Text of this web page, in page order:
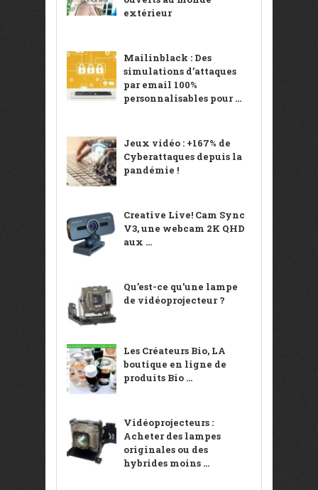
extérieur
Mailinblack : Des
simulations d’attaques
par email 100%
personnalisables pour ...
Jeux vidéo : +167% de
Cyberattaques depuis la
pandémie !
Creative Live! Cam Sync
V3, une webcam 2K QHD
aux ...
Qu’est-ce qu’une lampe
de vidéoprojecteur ?
Les Créateurs Bio, LA
boutique en ligne de
produits Bio ...
Vidéoprojecteurs :
Acheter des lampes
originales ou des
hybrides moins ...